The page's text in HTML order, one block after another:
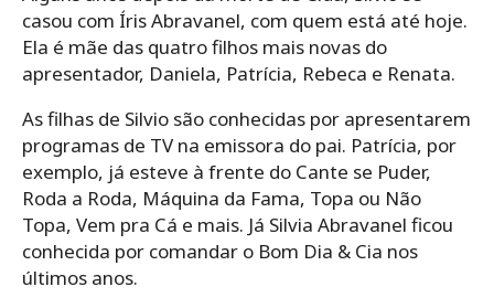
casou com Íris Abravanel, com quem está até hoje.
Ela é mãe das quatro filhos mais novas do
apresentador, Daniela, Patrícia, Rebeca e Renata.
As filhas de Silvio são conhecidas por apresentarem
programas de TV na emissora do pai. Patrícia, por
exemplo, já esteve à frente do Cante se Puder,
Roda a Roda, Máquina da Fama, Topa ou Não
Topa, Vem pra Cá e mais. Já Silvia Abravanel ficou
conhecida por comandar o Bom Dia & Cia nos
últimos anos.